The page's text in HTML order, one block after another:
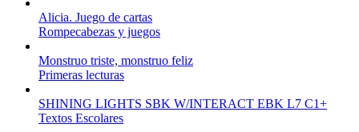
Alicia. Juego de cartas
Rompecabezas y juegos
Monstruo triste, monstruo feliz
Primeras lecturas
SHINING LIGHTS SBK W/INTERACT EBK L7 C1+
Textos Escolares